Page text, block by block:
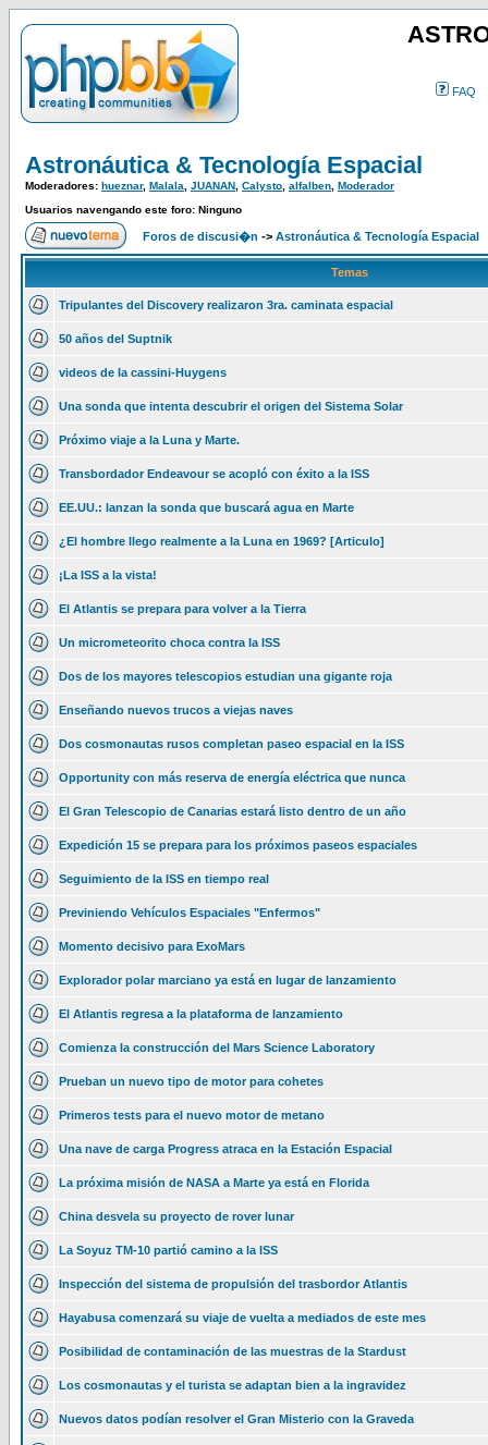
FAQ
Astronáutica & Tecnología Espacial
Moderadores: hueznar, Malala JUANAN Calysto alfalben Moderador
Usuarios navengando este foro: Ninguno
Foros de discusi�n -> Astronáutica & Tecnología Espacial
Temas
Tripulantes del Discovery realizaron 3ra. caminata espacial
50 años del Suptnik
videos de la cassini-Huygens
Una sonda que intenta descubrir el origen del Sistema Solar
Próximo viaje a la Luna y Marte.
Transbordador Endeavour se acopló con éxito a la ISS
EE.UU.: lanzan la sonda que buscará agua en Marte
¿El hombre llego realmente a la Luna en 1969? [Articulo]
¡La ISS a la vista!
El Atlantis se prepara para volver a la Tierra
Un micrometeorito choca contra la ISS
Dos de los mayores telescopios estudian una gigante roja
Enseñando nuevos trucos a viejas naves
Dos cosmonautas rusos completan paseo espacial en la ISS
Opportunity con más reserva de energía eléctrica que nunca
El Gran Telescopio de Canarias estará listo dentro de un año
Expedición 15 se prepara para los próximos paseos espaciales
Seguimiento de la ISS en tiempo real
Previniendo Vehículos Espaciales "Enfermos"
Momento decisivo para ExoMars
Explorador polar marciano ya está en lugar de lanzamiento
El Atlantis regresa a la plataforma de lanzamiento
Comienza la construcción del Mars Science Laboratory
Prueban un nuevo tipo de motor para cohetes
Primeros tests para el nuevo motor de metano
Una nave de carga Progress atraca en la Estación Espacial
La próxima misión de NASA a Marte ya está en Florida
China desvela su proyecto de rover lunar
La Soyuz TM-10 partió camino a la ISS
Inspección del sistema de propulsión del trasbordor Atlantis
Hayabusa comenzará su viaje de vuelta a mediados de este mes
Posibilidad de contaminación de las muestras de la Stardust
Los cosmonautas y el turista se adaptan bien a la ingravidez
Nuevos datos podían resolver el Gran Misterio con la Graveda